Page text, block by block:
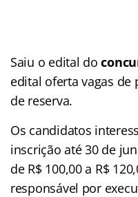
Saiu o edital do
edital oferta vagas
de reserva.
Os candidatos
inscrição até 30 de
de R$ 100,00 a R$
responsável por